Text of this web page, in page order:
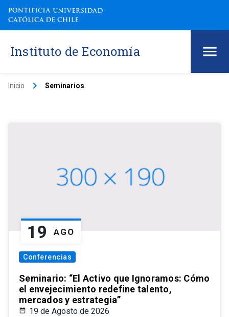
Instituto de Economía
Inicio keyboard_arrow_right Seminarios
19 AGO
Conferencias
Seminario: “El Activo que Ignoramos: Cómo
el envejecimiento redefine talento,
mercados y estrategia”
19 de Agosto de 2026